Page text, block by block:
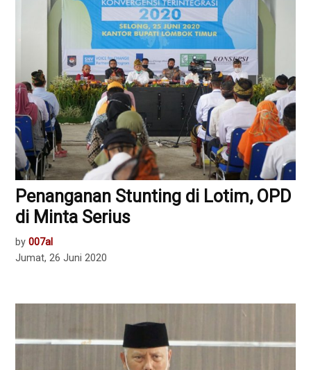
Penanganan Stunting di Lotim, OPD
di Minta Serius
by 007al
Jumat, 26 Juni 2020